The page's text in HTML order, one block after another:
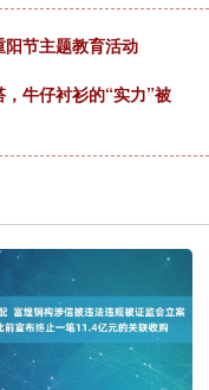
节主题教育活动
牛仔衬衫的“实力”被